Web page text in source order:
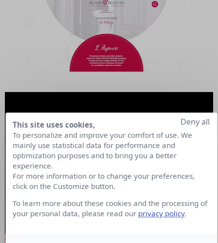
This site uses cookies,
To personalize and improve your comfort of use. We
mainly use statistical data for performance and
optimization purposes and to bring you a better
experience.
For more information or to change your preferences,
click on the Customize button.
To learn more about these cookies and the processing of
your personal data, please read our privacy policy.
Deny all